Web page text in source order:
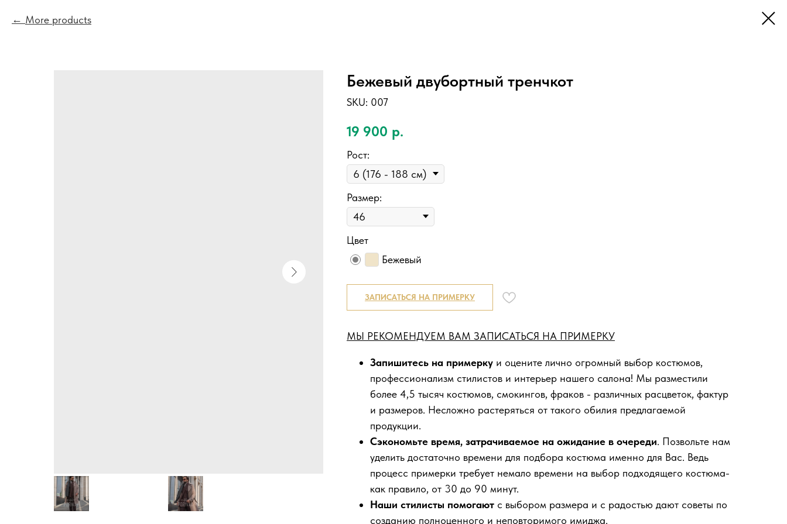
More products
Бежевый двубортный тренчкот
SKU: 007
19 900 р.
Рост:
Размер:
Цвет
Бежевый
ЗАПИСАТЬСЯ НА ПРИМЕРКУ
МЫ РЕКОМЕНДУЕМ ВАМ ЗАПИСАТЬСЯ НА ПРИМЕРКУ
Запишитесь на примерку и оцените лично огромный выбор костюмов,
профессионализм стилистов и интерьер нашего салона! Мы разместили
более 4,5 тысяч костюмов, смокингов, фраков - различных расцветок, фактур
и размеров. Несложно растеряться от такого обилия предлагаемой
продукции.
Сэкономьте время, затрачиваемое на ожидание в очереди. Позвольте нам
уделить достаточно времени для подбора костюма именно для Вас. Ведь
процесс примерки требует немало времени на выбор подходящего костюма-
как правило, от 30 до 90 минут.
Наши стилисты помогают с выбором размера и с радостью дают советы по
созданию полноценного и неповторимого имиджа.